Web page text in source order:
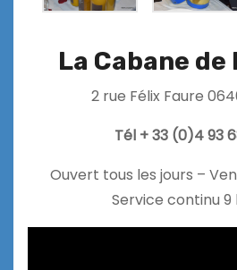
La Cabane de
2 rue Félix Faure
Tél + 33 (0)4 93
Ouvert tous les jours –
Service continu 9